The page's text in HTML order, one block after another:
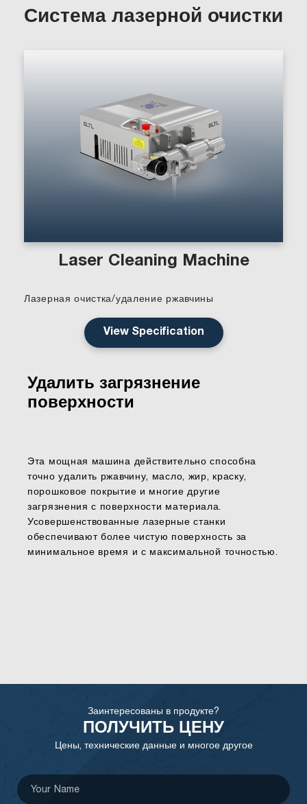
Система лазерной очистки
Laser Cleaning Machine
Лазерная очистка/удаление ржавчины
View Specification
Удалить загрязнение
поверхности
Эта мощная машина действительно способна
точно удалить ржавчину, масло, жир, краску,
порошковое покрытие и многие другие
загрязнения с поверхности материала.
Усовершенствованные лазерные станки
обеспечивают более чистую поверхность за
минимальное время и с максимальной точностью.
Заинтересованы в продукте?
ПОЛУЧИТЬ ЦЕНУ
Цены, технические данные и многое другое